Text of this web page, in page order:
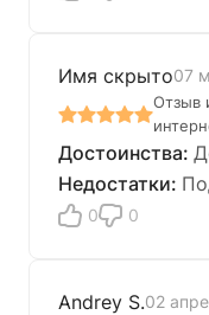
Имя скрыто07
Отзыв
0 0
Andrey S.02